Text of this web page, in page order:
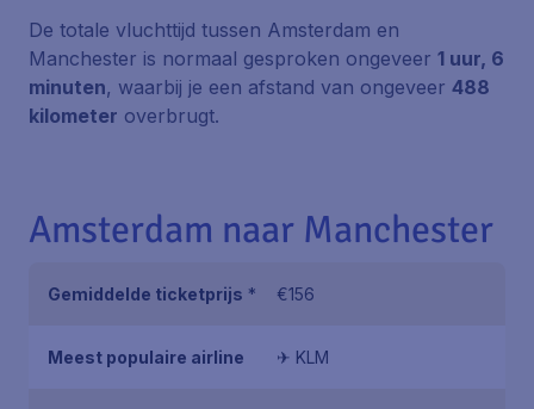
De totale vluchttijd tussen Amsterdam en
Manchester is normaal gesproken ongeveer 1 uur, 6
minuten, waarbij je een afstand van ongeveer 488
kilometer overbrugt.
Amsterdam naar Manchester
Gemiddelde ticketprijs * €156
Meest populaire airline ✈ KLM